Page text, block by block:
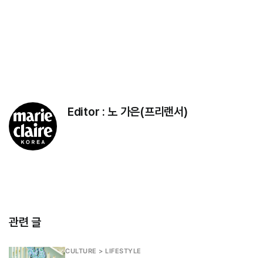
Editor :노 가은(프리랜서)
관련 글
CULTURE > LIFESTYLE